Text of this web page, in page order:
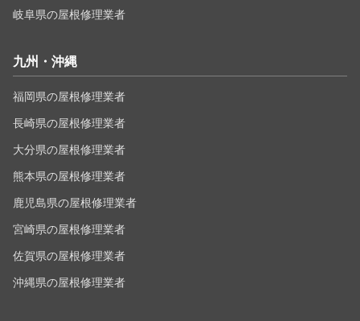
岐阜県の屋根修理業者
九州・沖縄
福岡県の屋根修理業者
長崎県の屋根修理業者
大分県の屋根修理業者
熊本県の屋根修理業者
鹿児島県の屋根修理業者
宮崎県の屋根修理業者
佐賀県の屋根修理業者
沖縄県の屋根修理業者